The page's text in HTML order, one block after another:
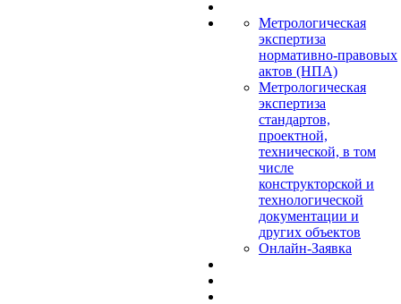
Метрологическая
экспертиза
нормативно-правовых
актов (НПА)
Метрологическая
экспертиза
стандартов,
проектной,
технической, в том
числе
конструкторской и
технологической
документации и
других объектов
Онлайн-Заявка